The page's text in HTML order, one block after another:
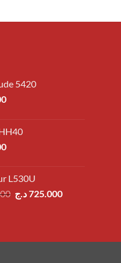
5420
L530U
Le
755.000 د.ج.
725.000د.ج
Le
725.000 د.ج.